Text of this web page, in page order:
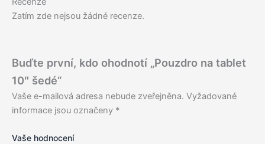
Zatím zde nejsou žádné recenze.
Buďte první, kdo ohodnotí „Pouzdro na tablet
10″ šedé“
Vaše e-mailová adresa nebude zveřejněna. Vyžadované
informace jsou označeny *
Vaše hodnocení